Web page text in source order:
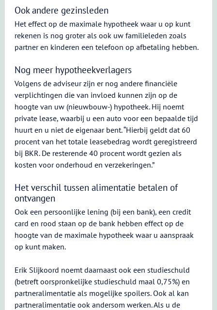
Ook andere gezinsleden
Het effect op de maximale hypotheek waar u op kunt
rekenen is nog groter als ook uw familieleden zoals
partner en kinderen een telefoon op afbetaling hebben.
Nog meer hypotheekverlagers
Volgens de adviseur zijn er nog andere financiële
verplichtingen die van invloed kunnen zijn op de
hoogte van uw (nieuwbouw-) hypotheek. Hij noemt
private lease, waarbij u een auto voor een bepaalde tijd
huurt en u niet de eigenaar bent. “Hierbij geldt dat 60
procent van het totale leasebedrag wordt geregistreerd
bij BKR. De resterende 40 procent wordt gezien als
kosten voor onderhoud en verzekeringen.”
Het verschil tussen alimentatie betalen of
ontvangen
Ook een persoonlijke lening (bij een bank), een credit
card en rood staan op de bank hebben effect op de
hoogte van de maximale hypotheek waar u aanspraak
op kunt maken.
Erik Slijkoord noemt daarnaast ook een studieschuld
(betreft oorspronkelijke studieschuld maal 0,75%) en
partneralimentatie als mogelijke spoilers. Ook al kan
partneralimentatie ook andersom werken. Als u de